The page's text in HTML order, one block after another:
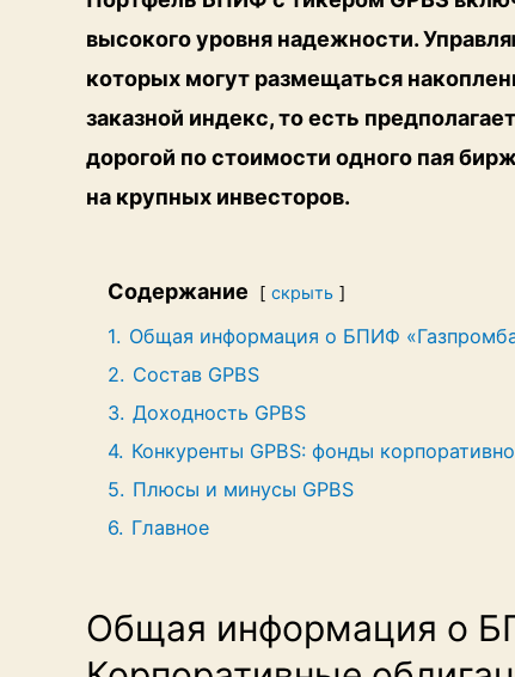
высокого уровня надежности.
которых могут размещаться
заказной индекс, то есть
дорогой по стоимости одного пая
на крупных инвесторов.
Содержание скрыть
1. Общая информация о БПИФ
2. Состав GPBS
3. Доходность GPBS
4. Конкуренты GPBS: фонды
5. Плюсы и минусы GPBS
6. Главное
Общая информация о